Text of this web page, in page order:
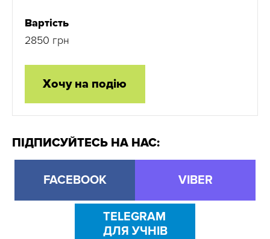
Вартість
2850 грн
Хочу на подію
ПІДПИСУЙТЕСЬ НА НАС:
FACEBOOK VIBER
TELEGRAM
ДЛЯ УЧНІВ